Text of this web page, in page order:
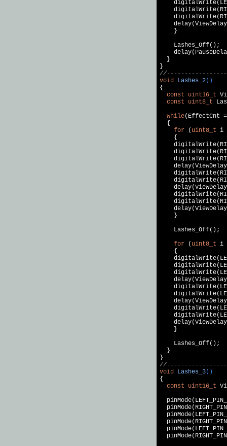
    }
    Lashes_Off();
  }
void Lashes_2()
{
const
uint16_t
const
uint8_t
while(EffectCnt
  {
for ( uint8_t i
    {
    }
    Lashes_Off();
for ( uint8_t i
    {
    }
    Lashes_Off();
  }
void Lashes_3()
{
const
uint16_t